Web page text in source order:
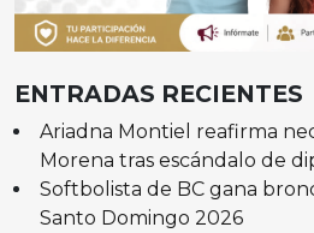
ENTRADAS RECIENTES
Ariadna Montiel reafirma
Morena tras escándalo de
Softbolista de BC gana
Santo Domingo 2026